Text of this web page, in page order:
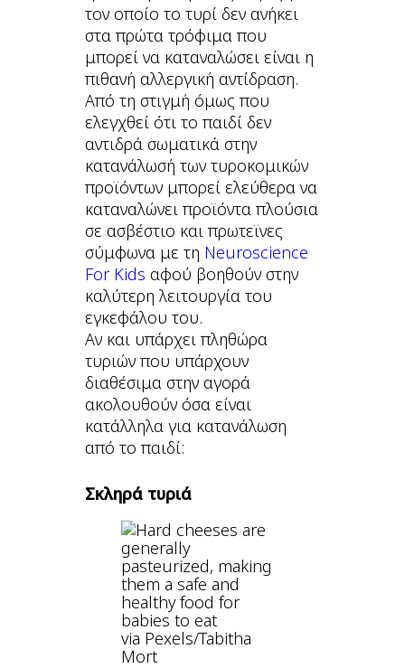
τον οποίο το τυρί δεν ανήκει
στα πρώτα τρόφιμα που
μπορεί να καταναλώσει είναι η
πιθανή αλλεργική αντίδραση.
Από τη στιγμή όμως που
ελεγχθεί ότι το παιδί δεν
αντιδρά σωματικά στην
κατανάλωσή των τυροκομικών
προϊόντων μπορεί ελεύθερα να
καταναλώνει προϊόντα πλούσια
σε ασβέστιο και πρωτεϊνες
σύμφωνα με τη Neuroscience
For Kids αφού βοηθούν στην
καλύτερη λειτουργία του
εγκεφάλου του.
Αν και υπάρχει πληθώρα
τυριών που υπάρχουν
διαθέσιμα στην αγορά
ακολουθούν όσα είναι
κατάλληλα για κατανάλωση
από το παιδί:
Σκληρά τυριά
via Pexels/Tabitha
Mort